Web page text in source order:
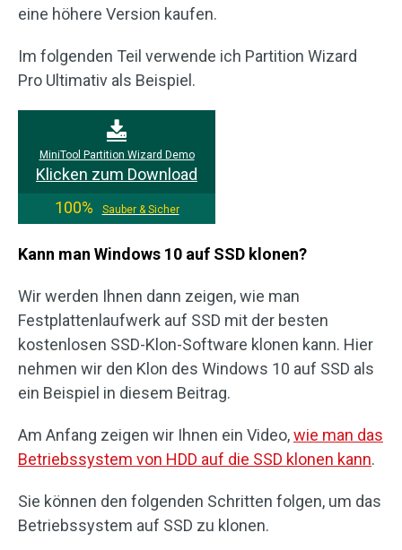
eine höhere Version kaufen.
Im folgenden Teil verwende ich Partition Wizard
Pro Ultimativ als Beispiel.
MiniTool Partition Wizard Demo
Klicken zum Download
100%
Sauber & Sicher
Kann man Windows 10 auf SSD klonen?
Wir werden Ihnen dann zeigen, wie man
Festplattenlaufwerk auf SSD mit der besten
kostenlosen SSD-Klon-Software klonen kann. Hier
nehmen wir den Klon des Windows 10 auf SSD als
ein Beispiel in diesem Beitrag.
Am Anfang zeigen wir Ihnen ein Video,wie man das
Betriebssystem von HDD auf die SSD klonen kann.
Sie können den folgenden Schritten folgen, um das
Betriebssystem auf SSD zu klonen.